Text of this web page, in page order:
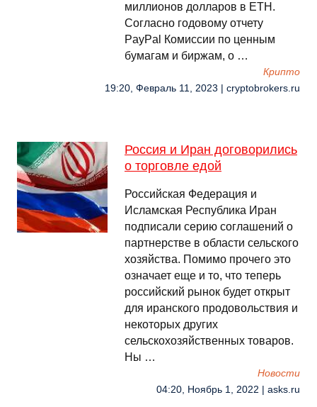
миллионов долларов в ETH.
Согласно годовому отчету
PayPal Комиссии по ценным
бумагам и биржам, о …
Крипто
19:20, Февраль 11, 2023 | cryptobrokers.ru
Россия и Иран договорились
о торговле едой
Российская Федерация и
Исламская Республика Иран
подписали серию соглашений о
партнерстве в области сельского
хозяйства. Помимо прочего это
означает еще и то, что теперь
российский рынок будет открыт
для иранского продовольствия и
некоторых других
сельскохозяйственных товаров.
Ны …
Новости
04:20, Ноябрь 1, 2022 | asks.ru